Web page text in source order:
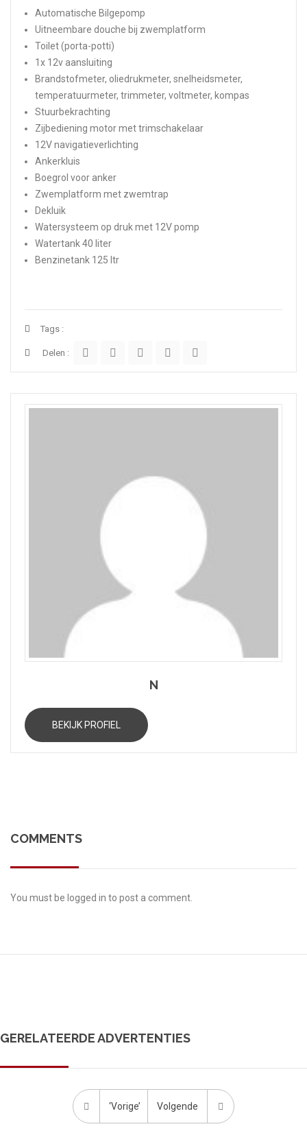
Automatische Bilgepomp
Uitneembare douche bij zwemplatform
Toilet (porta-potti)
1x 12v aansluiting
Brandstofmeter, oliedrukmeter, snelheidsmeter,
temperatuurmeter, trimmeter, voltmeter, kompas
Stuurbekrachting
Zijbediening motor met trimschakelaar
12V navigatieverlichting
Ankerkluis
Boegrol voor anker
Zwemplatform met zwemtrap
Dekluik
Watersysteem op druk met 12V pomp
Watertank 40 liter
Benzinetank 125 ltr
Tags :
Delen :
N
BEKIJK PROFIEL
COMMENTS
You must be logged in to post a comment.
GERELATEERDE ADVERTENTIES
‘Vorige’ Volgende